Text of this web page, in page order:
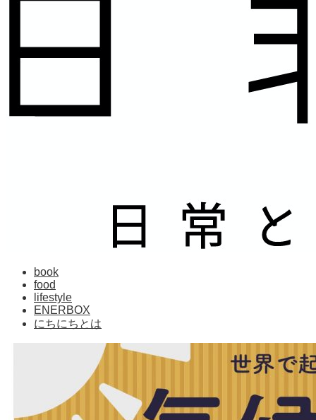
book
food
lifestyle
ENERBOX
にちにちとは